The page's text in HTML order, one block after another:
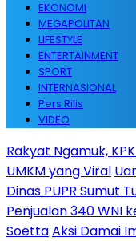
EKONOMI
MEGAPOLITAN
LIFESTYLE
ENTERTAINMENT
SPORT
INTERNASIONAL
Pers Rilis
VIDEO
Rakyat Ngamuk,
UMKM yang Viral
Dinas PUPR Sumut
Penjualan 340 WNI
SoettaAksi Damai